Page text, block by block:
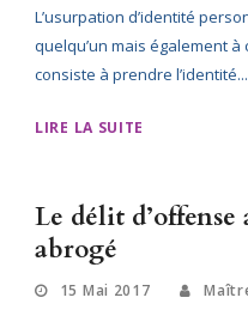
L’usurpation d’identité
quelqu’un mais également
consiste à prendre l’identité...
LIRE LA SUITE
Le délit d’offense
abrogé
15 Mai 2017